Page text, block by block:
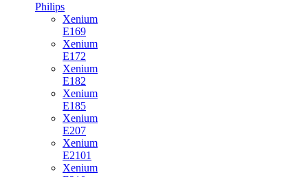
Philips
Xenium
E169
Xenium
E172
Xenium
E182
Xenium
E185
Xenium
E207
Xenium
E2101
Xenium